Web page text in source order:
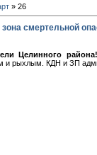
» 26
смертельной
Целинного
и рыхлым. КДН и ЗП